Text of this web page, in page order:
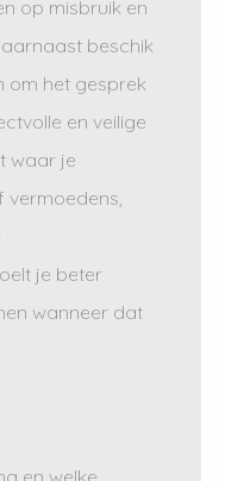
op misbruik en
beschik
om het gesprek
en veilige
waar je
vermoedens,
je beter
wanneer dat